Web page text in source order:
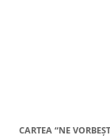
CARTEA “NE